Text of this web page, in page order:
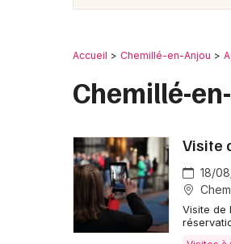
Accueil Chemillé-en-Anjou
Chemillé-
Visite
18/
Visite de